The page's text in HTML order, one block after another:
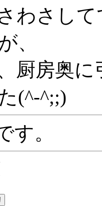
わさし
、
厨房奥
(^-^;;)
す。